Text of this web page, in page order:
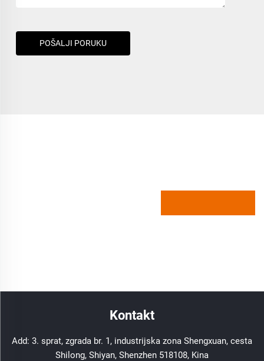
POŠALJI PORUKU
Kontakt
Add: 3. sprat, zgrada br. 1, industrijska zona Shengxuan, cesta
Shilong, Shiyan, Shenzhen 518108, Kina